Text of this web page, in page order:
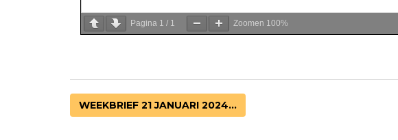
Pagina 1 / 1 Zoomen 100%
WEEKBRIEF 21 JANUARI 2024...